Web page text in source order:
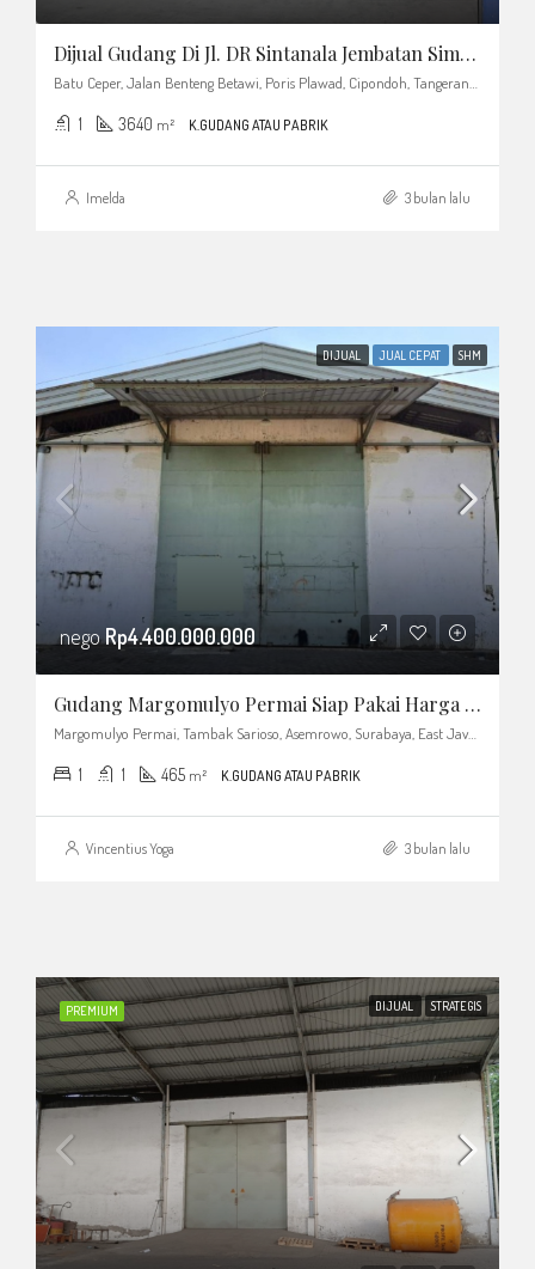
Dijual Gudang Di Jl. DR Sintanala Jembatan Simpang Tujuh, Kel. Neglasari
1 3640 m² K.GUDANG ATAU PABRIK
Imelda 3 bulan lalu
DIJUAL JUAL CEPAT SHM
negoRp4.400.000.000
Gudang Margomulyo Permai Siap Pakai Harga Murah Blok Depan
Margomulyo Permai, Tambak Sarioso, Asemrowo, Surabaya, East Java, Java, Indonesia
1 1 465 m² K.GUDANG ATAU PABRIK
Vincentius Yoga 3 bulan lalu
PREMIUM DIJUAL STRATEGIS